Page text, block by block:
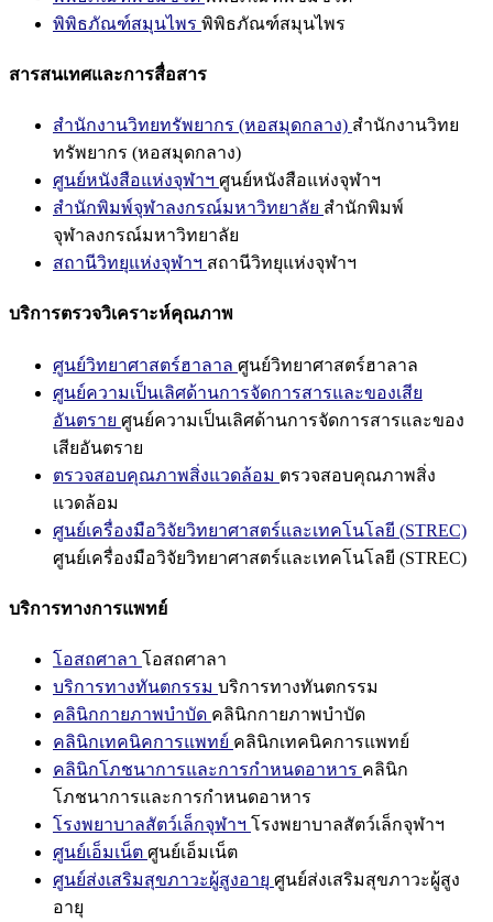
พิพิธภัณฑ์สมุนไพร พิพิธภัณฑ์สมุนไพร
สารสนเทศและการสื่อสาร
สำนักงานวิทยทรัพยากร (หอสมุดกลาง) สำนักงานวิทย
ทรัพยากร (หอสมุดกลาง)
ศูนย์หนังสือแห่งจุฬาฯ ศูนย์หนังสือแห่งจุฬาฯ
สำนักพิมพ์จุฬาลงกรณ์มหาวิทยาลัย สำนักพิมพ์
จุฬาลงกรณ์มหาวิทยาลัย
สถานีวิทยุแห่งจุฬาฯ สถานีวิทยุแห่งจุฬาฯ
บริการตรวจวิเคราะห์คุณภาพ
ศูนย์วิทยาศาสตร์ฮาลาล ศูนย์วิทยาศาสตร์ฮาลาล
ศูนย์ความเป็นเลิศด้านการจัดการสารและของเสีย
อันตราย ศูนย์ความเป็นเลิศด้านการจัดการสารและของ
เสียอันตราย
ตรวจสอบคุณภาพสิ่งแวดล้อม ตรวจสอบคุณภาพสิ่ง
แวดล้อม
ศูนย์เครื่องมือวิจัยวิทยาศาสตร์และเทคโนโลยี (STREC)
ศูนย์เครื่องมือวิจัยวิทยาศาสตร์และเทคโนโลยี (STREC)
บริการทางการแพทย์
โอสถศาลา โอสถศาลา
บริการทางทันตกรรม บริการทางทันตกรรม
คลินิกกายภาพบำบัด คลินิกกายภาพบำบัด
คลินิกเทคนิคการแพทย์ คลินิกเทคนิคการแพทย์
คลินิกโภชนาการและการกำหนดอาหาร คลินิก
โภชนาการและการกำหนดอาหาร
โรงพยาบาลสัตว์เล็กจุฬาฯ โรงพยาบาลสัตว์เล็กจุฬาฯ
ศูนย์เอ็มเน็ต ศูนย์เอ็มเน็ต
ศูนย์ส่งเสริมสุขภาวะผู้สูงอายุ ศูนย์ส่งเสริมสุขภาวะผู้สูง
อายุ